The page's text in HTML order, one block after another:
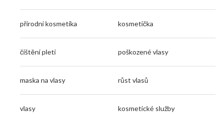
přírodní kosmetika kosmetička
čištění pleti poškozené vlasy
maska na vlasy růst vlasů
vlasy kosmetické služby